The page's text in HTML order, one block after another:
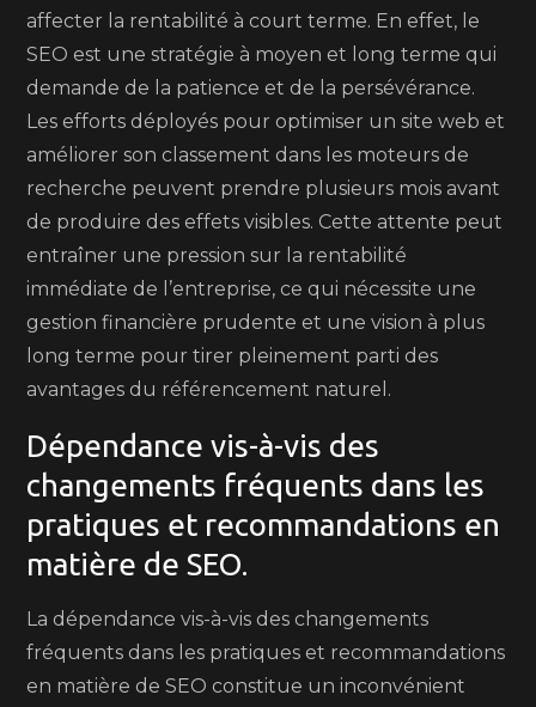
affecter la rentabilité à court terme. En effet, le
SEO est une stratégie à moyen et long terme qui
demande de la patience et de la persévérance.
Les efforts déployés pour optimiser un site web et
améliorer son classement dans les moteurs de
recherche peuvent prendre plusieurs mois avant
de produire des effets visibles. Cette attente peut
entraîner une pression sur la rentabilité
immédiate de l’entreprise, ce qui nécessite une
gestion financière prudente et une vision à plus
long terme pour tirer pleinement parti des
avantages du référencement naturel.
Dépendance vis-à-vis des
changements fréquents dans les
pratiques et recommandations en
matière de SEO.
La dépendance vis-à-vis des changements
fréquents dans les pratiques et recommandations
en matière de SEO constitue un inconvénient